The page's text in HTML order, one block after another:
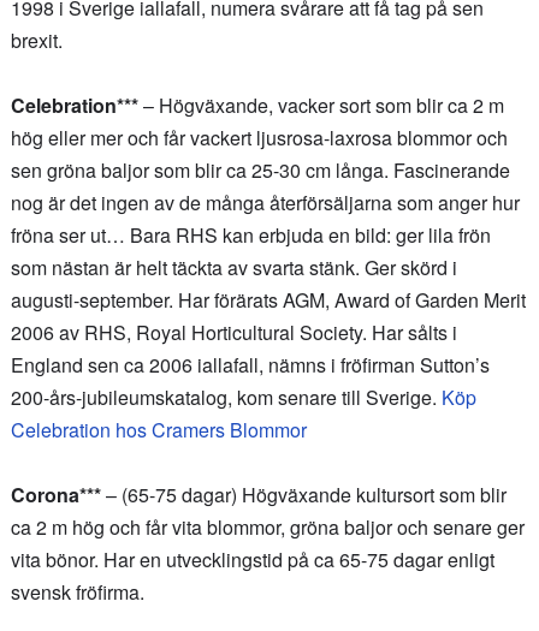
1998 i Sverige iallafall, numera svårare att få tag på sen
brexit.
Celebration***– Högväxande, vacker sort som blir ca 2 m
hög eller mer och får vackert ljusrosa-laxrosa blommor och
sen gröna baljor som blir ca 25-30 cm långa. Fascinerande
nog är det ingen av de många återförsäljarna som anger hur
fröna ser ut… Bara RHS kan erbjuda en bild: ger lila frön
som nästan är helt täckta av svarta stänk. Ger skörd i
augusti-september. Har förärats AGM, Award of Garden Merit
2006 av RHS, Royal Horticultural Society. Har sålts i
England sen ca 2006 iallafall, nämns i fröfirman Sutton’s
200-års-jubileumskatalog, kom senare till Sverige. Köp
Celebration hos Cramers Blommor
Corona***– (65-75 dagar) Högväxande kultursort som blir
ca 2 m hög och får vita blommor, gröna baljor och senare ger
vita bönor. Har en utvecklingstid på ca 65-75 dagar enligt
svensk fröfirma.